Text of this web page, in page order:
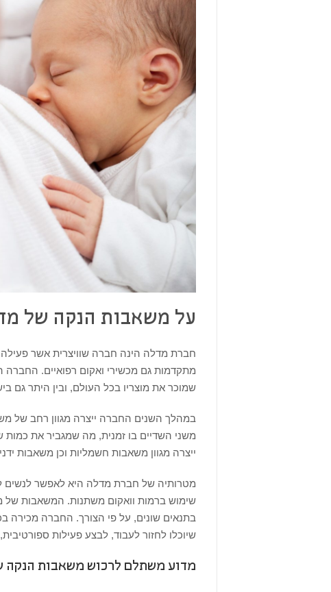
על משאבות הנקה של
חברת מדלה הינה חברה שוויצרית אשר
מתקדמות גם מכשירי ואקום רפואיים. החברה
שמוכר את מוצריו בכל העולם, ובין היתר גם
במהלך השנים החברה ייצרה מגוון רחב של
משני השדיים בו זמנית, מה שמגביר את
ייצרה מגוון משאבות חשמליות וכן משאבות
מטרותיה של חברת מדלה היא לאפשר לנשים
שימוש ברמות וואקום משתנות. המשאבות
בתנאים שונים, על פי הצורך. החברה מכירה
שיוכלו לחזור לעבוד, לבצע פעילות
מדוע משתלם לרכוש משאבות הנקה